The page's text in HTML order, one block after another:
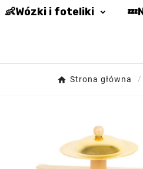
👶Wózki i foteliki
Strona główna